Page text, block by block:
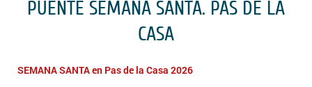
PUENTE SEMANA SANTA. PAS DE LA
CASA
SEMANA SANTA en Pas de la Casa 2026